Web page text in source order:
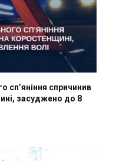
сп’яніння спричинив
засуджено до 8